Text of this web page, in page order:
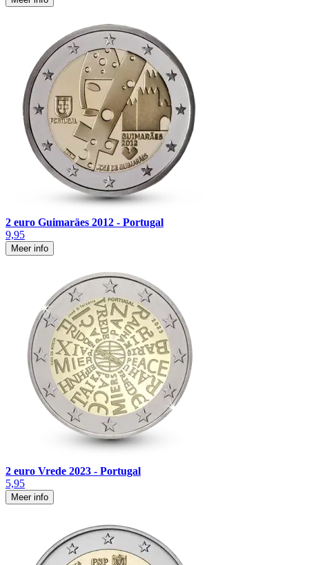
2 euro Guimaräes 2012 - Portugal
9,95
Meer info
2 euro Vrede 2023 - Portugal
5,95
Meer info